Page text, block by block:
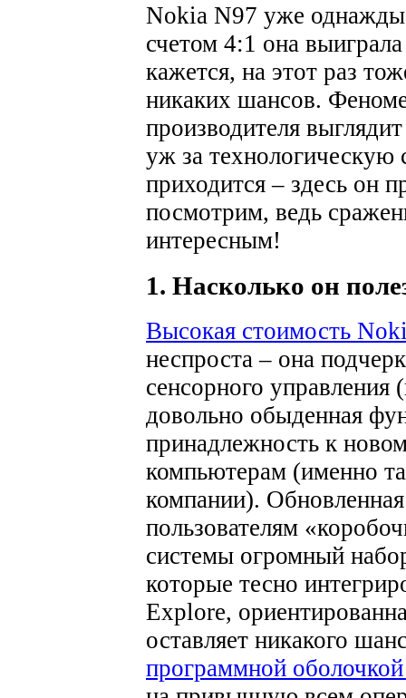
Nokia N97 уже
счетом 4:1 она
кажется, на этот раз
никаких шансов.
производителя
уж за технологическую
приходится – здесь он
посмотрим, ведь
интересным!
1. Насколько он
Высокая стоимость
неспроста – она
сенсорного
довольно обыденная
принадлежность к
компьютерам (именно
компании).
пользователям
системы огромный
которые тесно
Explore,
оставляет никакого
программной